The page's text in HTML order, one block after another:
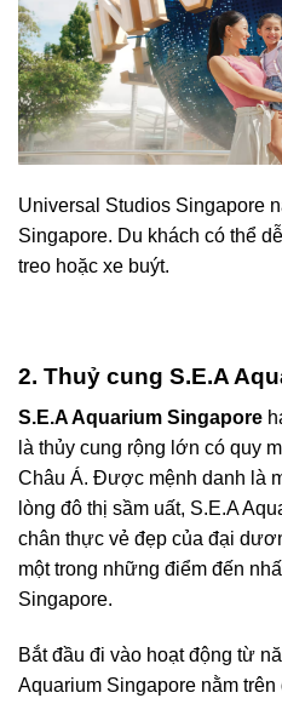
Universal Studios Singapore
Singapore. Du khách có thể
treo hoặc xe buýt.
2. Thuỷ cung S.E.A
S.E.A Aquarium Singapore
là thủy cung rộng lớn có quy
Châu Á. Được mệnh danh là
lòng đô thị sầm uất, S.E.A
chân thực vẻ đẹp của đại
một trong những điểm đến
Singapore.
Bắt đầu đi vào hoạt động từ
Aquarium Singapore nằm